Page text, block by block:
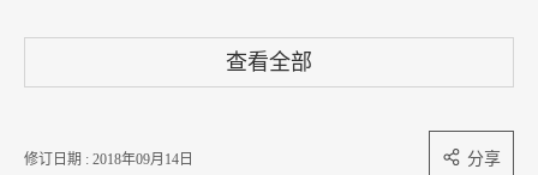
查看全部
修订日期 : 2018年09月14日 分享